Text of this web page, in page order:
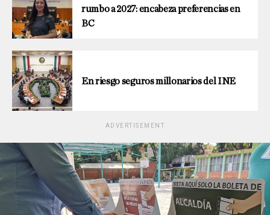
rumbo a 2027: encabeza preferencias en
BC
En riesgo seguros millonarios del INE
ADVERTISEMENT